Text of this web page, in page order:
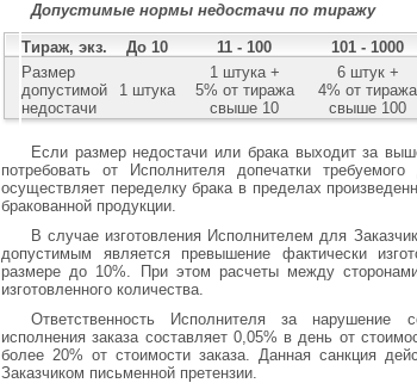
Допустимые нормы недостачи по тиражу
Тираж, экз. До 10 11 - 100 101 - 1000
Размер
допустимой
недостачи
1 штука
1 штука +
5% от тиража
свыше 10
6 штук +
4% от тиража
свыше 100
Если размер недостачи или брака выходит за
потребовать от Исполнителя допечатки
осуществляет переделку брака в пределах
бракованной продукции.
В случае изготовления Исполнителем для
допустимым является превышение фактически
размере до 10%. При этом расчеты между
изготовленного количества.
Ответственность Исполнителя за нарушение
исполнения заказа составляет 0,05% в день от
более 20% от стоимости заказа. Данная санкция
Заказчиком письменной претензии.